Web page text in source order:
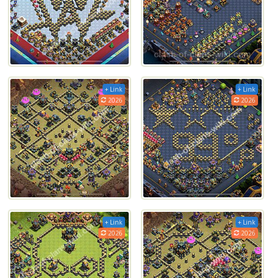
+ Link
2026
+ Link
2026
+ Link
2026
+ Link
2026